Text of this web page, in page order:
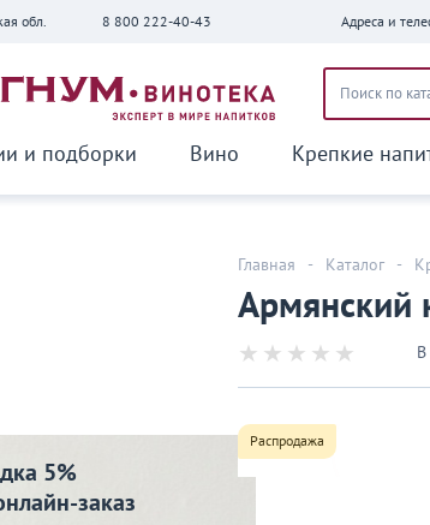
обл. 8 800 222-40-43 Адреса и
и подборки Вино Крепкие
5%
заказ
Главная - Каталог -
Армянский
Распродажа